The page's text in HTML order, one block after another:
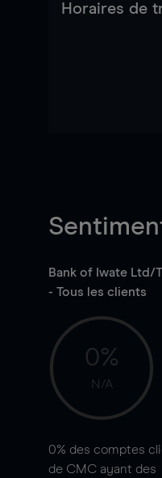
Horaires de
Bank of Iwate Ltd/
- Tous les clients
0%
N/A
0% des comptes
de CMC ayant des